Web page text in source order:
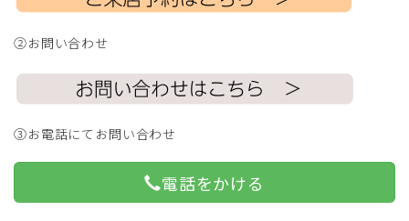
②お問い合わせ
③お電話にてお問い合わせ
電話をかける